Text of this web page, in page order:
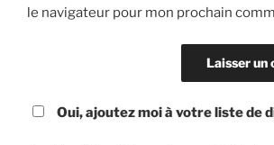
le navigateur pour mon prochain
Oui, ajoutez moi à votre liste de